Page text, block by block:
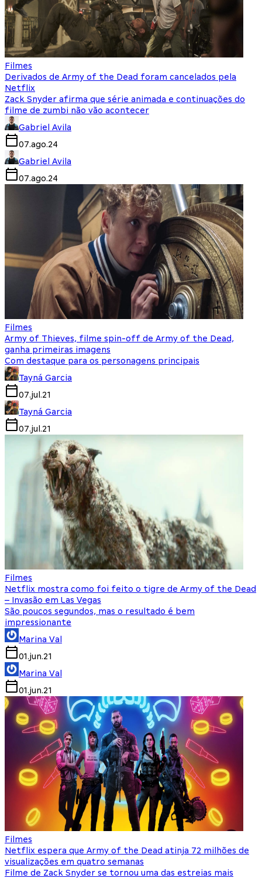
Filmes
Derivados de Army of the Dead foram cancelados pela
Netflix
Zack Snyder afirma que série animada e continuações do
filme de zumbi não vão acontecer
Gabriel Avila
07.ago.24
Gabriel Avila
07.ago.24
Filmes
Army of Thieves, filme spin-off de Army of the Dead,
ganha primeiras imagens
Com destaque para os personagens principais
Tayná Garcia
07.jul.21
Tayná Garcia
07.jul.21
Filmes
Netflix mostra como foi feito o tigre de Army of the Dead
– Invasão em Las Vegas
São poucos segundos, mas o resultado é bem
impressionante
Marina Val
01.jun.21
Marina Val
01.jun.21
Filmes
Netflix espera que Army of the Dead atinja 72 milhões de
visualizações em quatro semanas
Filme de Zack Snyder se tornou uma das estreias mais